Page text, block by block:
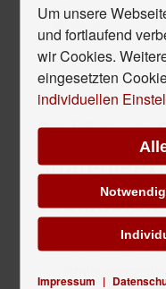
So können
abonnieren
Itunes:https://
Um unsere
und fortlaufend
wir Cookies.
eingesetzten
individuellen
Impressum |